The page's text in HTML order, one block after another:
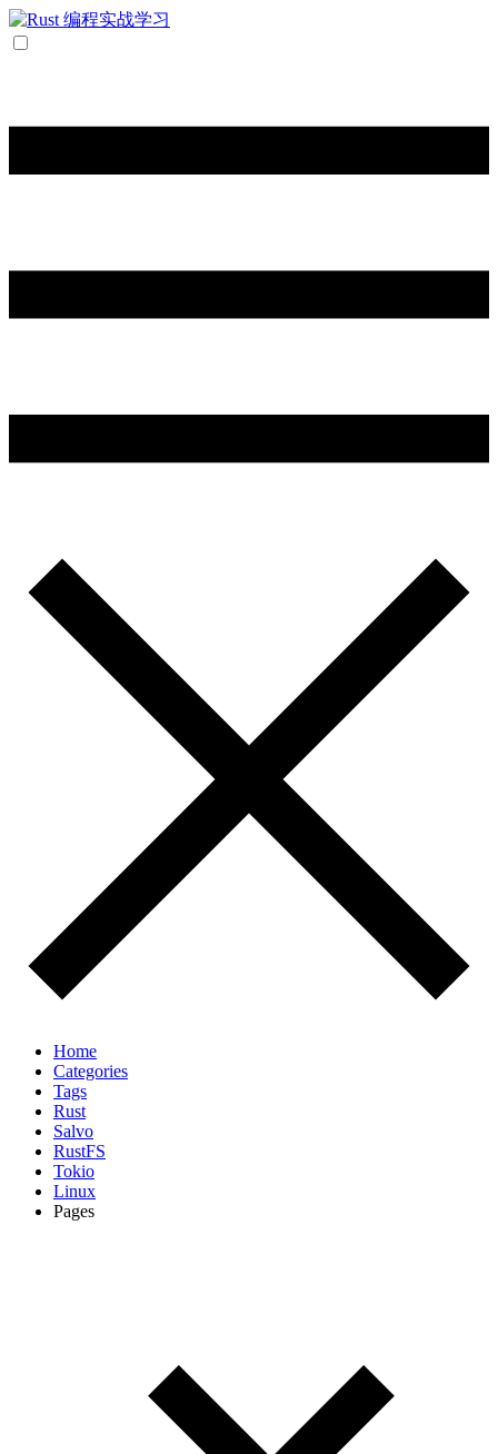
Home
Categories
Tags
Rust
Salvo
RustFS
Tokio
Linux
Pages